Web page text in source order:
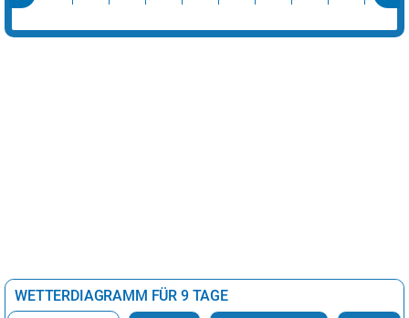
WETTERDIAGRAMM FÜR 9 TAGE